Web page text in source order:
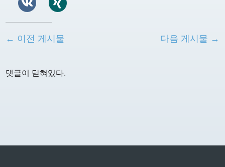
← 이전 게시물 다음 게시물 →
댓글이 닫혀있다.